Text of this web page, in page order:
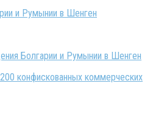
Болгарии и Румынии в Шенген